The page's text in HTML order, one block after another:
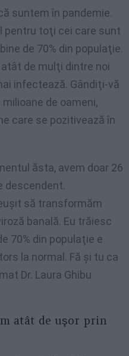
suntem în pandemie.
pentru toţi cei care sunt
de 70% din populaţie.
de mulţi dintre noi
infectează. Gândiţi-vă
de oameni,
care se pozitivează în
ăsta, avem doar 26
descendent.
să transformăm
banală. Eu trăiesc
70% din populaţie e
la normal. Fă şi tu ca
Dr. Laura Ghibu
atât de uşor prin